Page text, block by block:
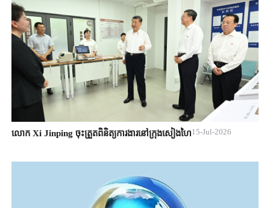
លោក Xi Jinping ចុះត្រួតពិនិត្យការងារនៅក្រុងសៀងហៃ15-Jul-2026